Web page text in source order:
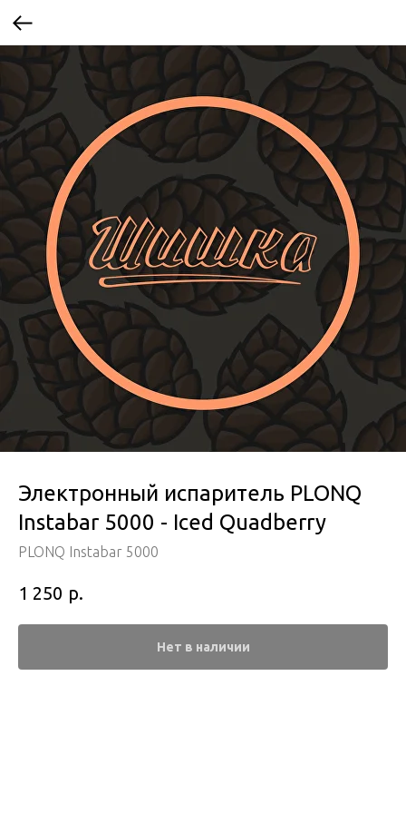
Электронный испаритель PLONQ
Instabar 5000 - Iced Quadberry
PLONQ Instabar 5000
1 250 р.
Нет в наличии